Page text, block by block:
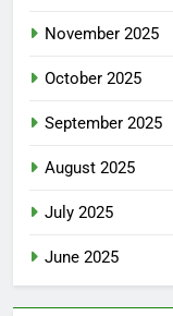
November 2025
October 2025
September 2025
August 2025
July 2025
June 2025